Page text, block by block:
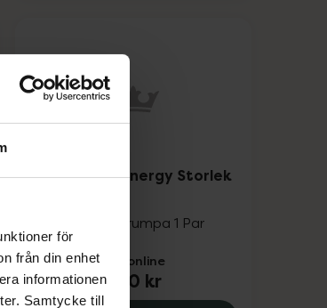
för
från din enhet
informationen
Samtycke till
Savvyday´s Energy Storlek
Knähög stödstrumpa 1 Par
Pris online
340 kr